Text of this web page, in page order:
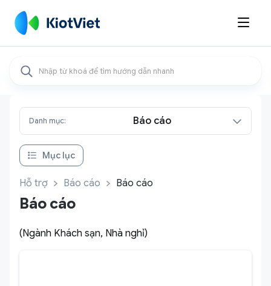

Danh mục: Báo cáo
Mục lục
Hỗ trợ Báo cáo Báo cáo
Báo cáo
(Ngành Khách sạn, Nhà nghỉ)